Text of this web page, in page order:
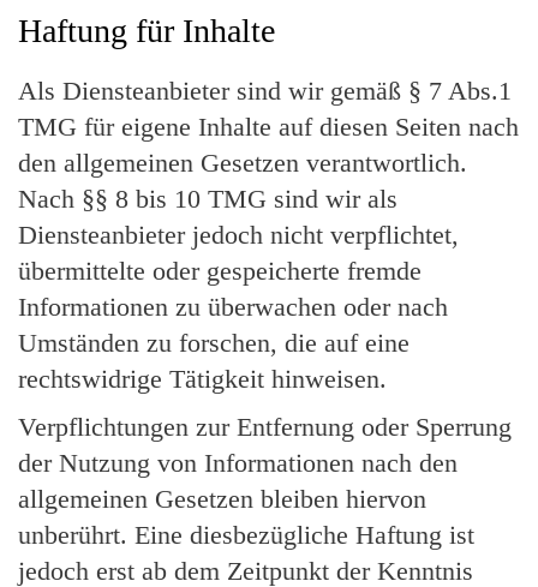
Haftung für Inhalte
Als Diensteanbieter sind wir gemäß § 7 Abs.1
TMG für eigene Inhalte auf diesen Seiten nach
den allgemeinen Gesetzen verantwortlich.
Nach §§ 8 bis 10 TMG sind wir als
Diensteanbieter jedoch nicht verpflichtet,
übermittelte oder gespeicherte fremde
Informationen zu überwachen oder nach
Umständen zu forschen, die auf eine
rechtswidrige Tätigkeit hinweisen.
Verpflichtungen zur Entfernung oder Sperrung
der Nutzung von Informationen nach den
allgemeinen Gesetzen bleiben hiervon
unberührt. Eine diesbezügliche Haftung ist
jedoch erst ab dem Zeitpunkt der Kenntnis